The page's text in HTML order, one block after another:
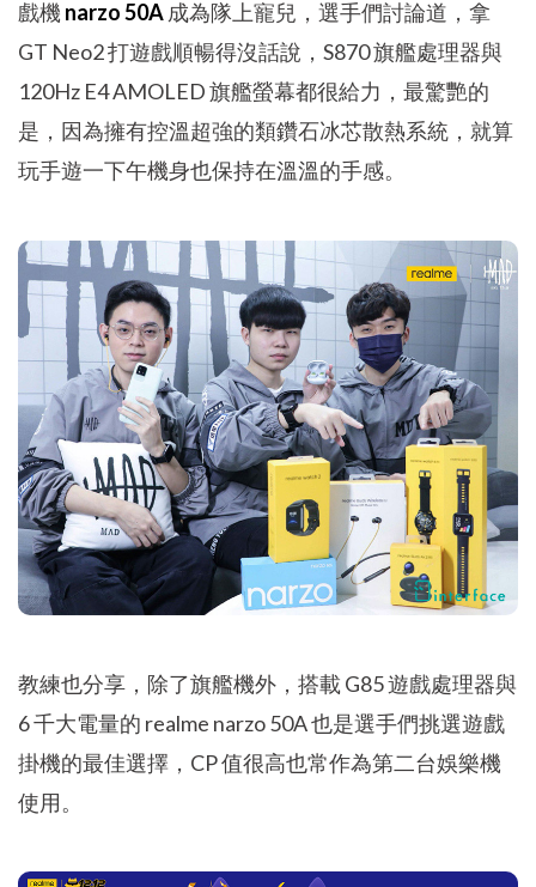
戲機 narzo 50A成為隊上寵兒，選手們討論道，拿
GT Neo2 打遊戲順暢得沒話說，S870 旗艦處理器與
120Hz E4 AMOLED 旗艦螢幕都很給力，最驚艷的
是，因為擁有控溫超強的類鑽石冰芯散熱系統，就算
玩手遊一下午機身也保持在溫溫的手感。
教練也分享，除了旗艦機外，搭載 G85 遊戲處理器與
6 千大電量的 realme narzo 50A 也是選手們挑選遊戲
掛機的最佳選擇，CP 值很高也常作為第二台娛樂機
使用。